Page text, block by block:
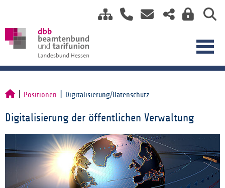
Positionen Digitalisierung/Datenschutz
Digitalisierung der öffentlichen Verwaltung